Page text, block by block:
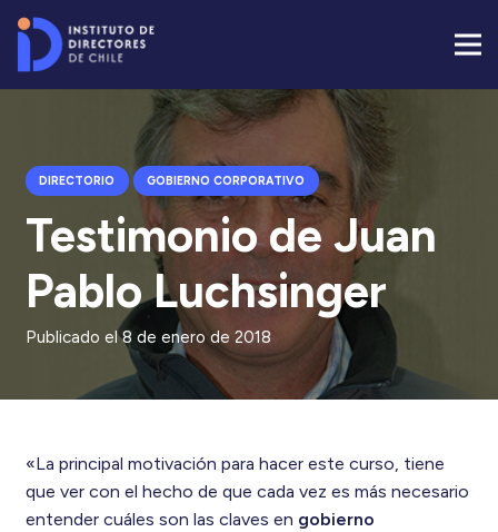
DIRECTORIO GOBIERNO CORPORATIVO
Testimonio de Juan
Pablo Luchsinger
Publicado el8 de enero de 2018
«La principal motivación para hacer este curso, tiene
que ver con el hecho de que cada vez es más necesario
entender cuáles son las claves en gobierno